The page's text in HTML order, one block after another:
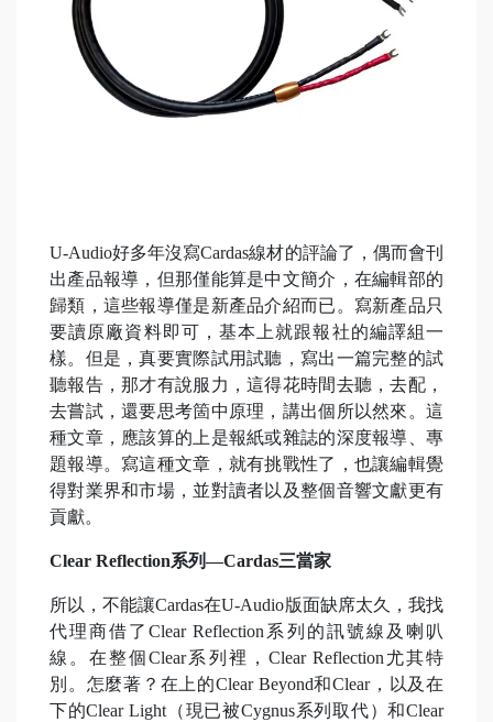
U-Audio好多年沒寫Cardas線材的評論了，偶而會刊
出產品報導，但那僅能算是中文簡介，在編輯部的
歸類，這些報導僅是新產品介紹而已。寫新產品只
要讀原廠資料即可，基本上就跟報社的編譯組一
樣。但是，真要實際試用試聽，寫出一篇完整的試
聽報告，那才有說服力，這得花時間去聽，去配，
去嘗試，還要思考箇中原理，講出個所以然來。這
種文章，應該算的上是報紙或雜誌的深度報導、專
題報導。寫這種文章，就有挑戰性了，也讓編輯覺
得對業界和市場，並對讀者以及整個音響文獻更有
貢獻。
Clear Reflection系列—Cardas三當家
所以，不能讓Cardas在U-Audio版面缺席太久，我找
代理商借了Clear Reflection系列的訊號線及喇叭
線。在整個Clear系列裡，Clear Reflection尤其特
別。怎麼著？在上的Clear Beyond和Clear，以及在
下的Clear Light（現已被Cygnus系列取代）和Clear